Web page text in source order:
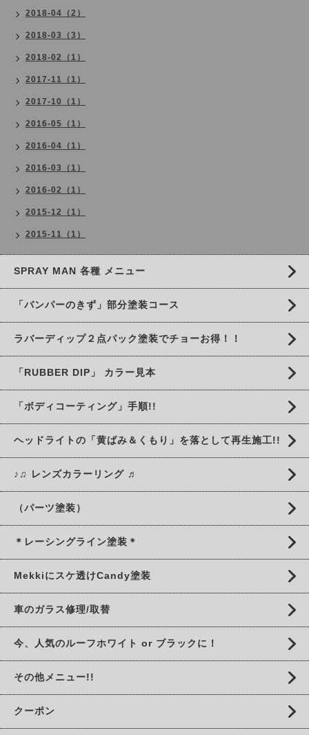
2018-04（2）
2018-03（3）
2018-02（1）
2017-11（1）
2017-10（1）
2016-05（1）
2016-04（1）
2016-03（1）
2016-02（1）
2015-12（1）
2015-11（1）
SPRAY MAN 各種 メニュー
「バンパーのきず」部分塗装コース
ラバーディップ２点パック塗装でチョーお得！！
「RUBBER DIP」 カラー見本
「ボディコーティング」手順!!
ヘッドライトの「黄ばみ＆くもり」を落として再生施工!!
♪♫ レンズカラーリング ♬
（パーツ塗装）
＊レーシングライン塗装＊
Mekkiにスケ透けCandy塗装
車のガラス修理/取替
今、人気のルーフホワイト or ブラックに！
その他メニュー!!
クーポン